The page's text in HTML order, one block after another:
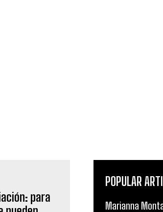
POPULAR
Marianna